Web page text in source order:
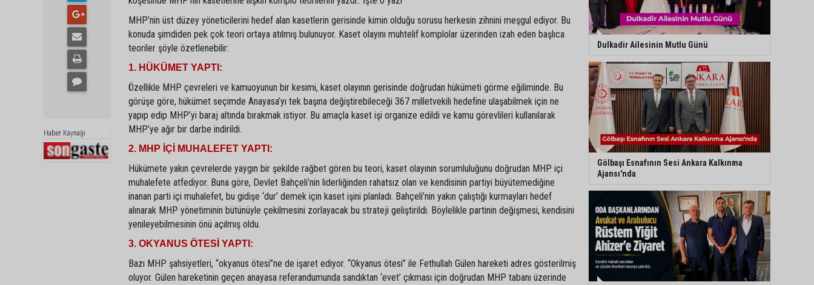
Haber Kaynağı
MHP’nin üst düzey yöneticilerini hedef alan kasetlerin gerisinde kimin olduğu sorusu herkesin zihnini meşgul ediyor. Bu
konuda şimdiden pek çok teori ortaya atılmış bulunuyor. Kaset olayını muhtelif komplolar üzerinden izah eden başlıca
teoriler şöyle özetlenebilir:
1. HÜKÜMET YAPTI:
Özellikle MHP çevreleri ve kamuoyunun bir kesimi, kaset olayının gerisinde doğrudan hükümeti görme eğiliminde. Bu
görüşe göre, hükümet seçimde Anayasa’yı tek başına değiştirebileceği 367 milletvekili hedefine ulaşabilmek için ne
yapıp edip MHP’yi baraj altında bırakmak istiyor. Bu amaçla kaset işi organize edildi ve kamu görevlileri kullanılarak
MHP’ye ağır bir darbe indirildi.
2. MHP İÇİ MUHALEFET YAPTI:
Hükümete yakın çevrelerde yaygın bir şekilde rağbet gören bu teori, kaset olayının sorumluluğunu doğrudan MHP içi
muhalefete atfediyor. Buna göre, Devlet Bahçeli’nin liderliğinden rahatsız olan ve kendisinin partiyi büyütemediğine
inanan parti içi muhalefet, bu gidişe ‘dur’ demek için kaset işini planladı. Bahçeli’nin yakın çalıştığı kurmayları hedef
alınarak MHP yönetiminin bütünüyle çekilmesini zorlayacak bu strateji geliştirildi. Böylelikle partinin değişmesi, kendisini
yenileyebilmesinin önü açılmış oldu.
3. OKYANUS ÖTESİ YAPTI:
Bazı MHP şahsiyetleri, “okyanus ötesi”ne de işaret ediyor. “Okyanus ötesi” ile Fethullah Gülen hareketi adres gösterilmiş
oluyor. Gülen hareketinin geçen anayasa referandumunda sandıktan ‘evet’ çıkması için doğrudan MHP tabanı üzerinde
Dulkadir Ailesinin Mutlu Günü
Gölbaşı Esnafının Sesi Ankara Kalkınma
Ajansı'nda